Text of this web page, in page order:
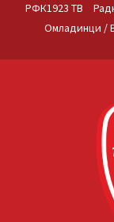
РФК1923 ТВ
Омладинци /